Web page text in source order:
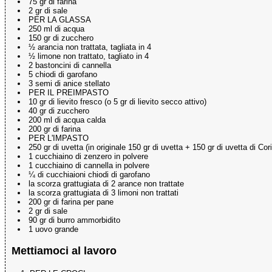
2 gr di sale
PER LA GLASSA
250 ml di acqua
150 gr di zucchero
½ arancia non trattata, tagliata in 4
½ limone non trattato, tagliato in 4
2 bastoncini di cannella
5 chiodi di garofano
3 semi di anice stellato
PER IL PREIMPASTO
10 gr di lievito fresco (o 5 gr di lievito secco attivo)
40 gr di zucchero
200 ml di acqua calda
200 gr di farina
PER L'IMPASTO
250 gr di uvetta (in originale 150 gr di uvetta + 150 gr di uvetta di
1 cucchiaino di zenzero in polvere
1 cucchiaino di cannella in polvere
¼ di cucchiaioni chiodi di garofano
la scorza grattugiata di 2 arance non trattate
la scorza grattugiata di 3 limoni non trattati
200 gr di farina per pane
2 gr di sale
90 gr di burro ammorbidito
1 uovo grande
Mettiamoci al lavoro